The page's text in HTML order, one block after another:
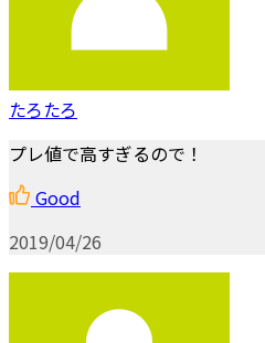
たろたろ
プレ値で高すぎるので！
Good
2019/04/26